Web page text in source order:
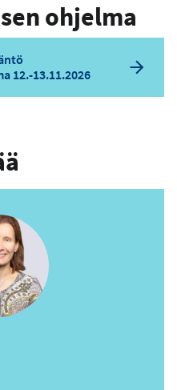
ohjelma
12.-13.11.2026